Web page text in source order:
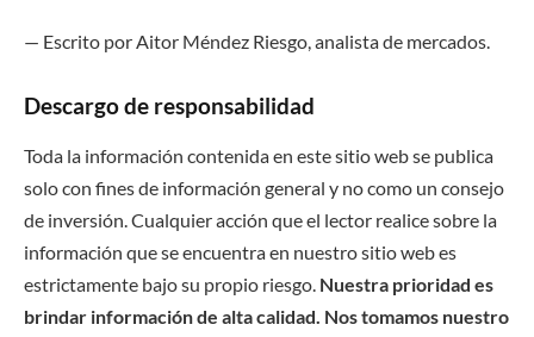
— Escrito por Aitor Méndez Riesgo analista de mercados.
Descargo de responsabilidad
Toda la información contenida en este sitio web se publica
solo con fines de información general y no como un consejo
de inversión. Cualquier acción que el lector realice sobre la
información que se encuentra en nuestro sitio web es
estrictamente bajo su propio riesgo. Nuestra prioridad es
brindar información de alta calidad. Nos tomamos nuestro